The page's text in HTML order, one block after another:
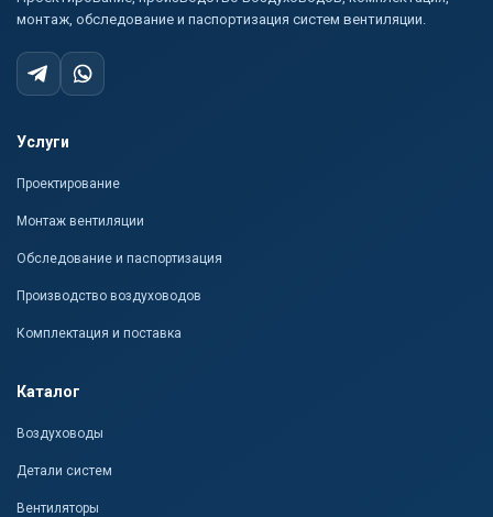
монтаж, обследование и паспортизация систем вентиляции.
Услуги
Проектирование
Монтаж вентиляции
Обследование и паспортизация
Производство воздуховодов
Комплектация и поставка
Каталог
Воздуховоды
Детали систем
Вентиляторы